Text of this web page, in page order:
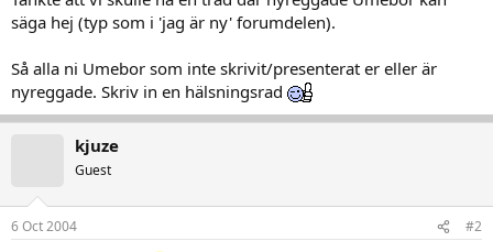
säga hej (typ som i 'jag är ny' forumdelen).
Så alla ni Umebor som inte skrivit/presenterat er eller är
nyreggade. Skriv in en hälsningsrad
kjuze
Guest
6 Oct 2004 #2